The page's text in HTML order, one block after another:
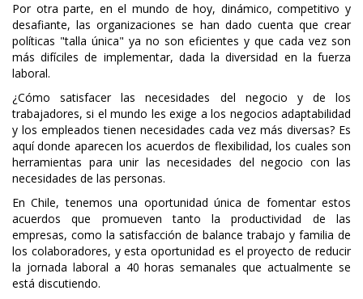
Por otra parte, en el mundo de hoy, dinámico, competitivo y
desafiante, las organizaciones se han dado cuenta que crear
políticas "talla única" ya no son eficientes y que cada vez son
más difíciles de implementar, dada la diversidad en la fuerza
laboral.
¿Cómo satisfacer las necesidades del negocio y de los
trabajadores, si el mundo les exige a los negocios adaptabilidad
y los empleados tienen necesidades cada vez más diversas? Es
aquí donde aparecen los acuerdos de flexibilidad, los cuales son
herramientas para unir las necesidades del negocio con las
necesidades de las personas.
En Chile, tenemos una oportunidad única de fomentar estos
acuerdos que promueven tanto la productividad de las
empresas, como la satisfacción de balance trabajo y familia de
los colaboradores, y esta oportunidad es el proyecto de reducir
la jornada laboral a 40 horas semanales que actualmente se
está discutiendo.